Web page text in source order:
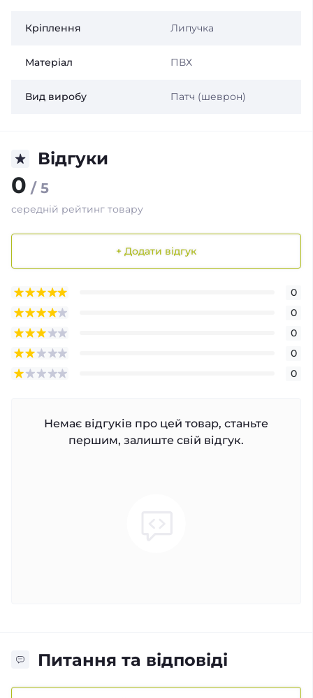
Кріплення Липучка
Матеріал ПВХ
Вид виробу Патч (шеврон)
Відгуки
0 / 5
середній рейтинг товару
+ Додати відгук
0
0
0
0
0
Немає відгуків про цей товар, станьте
першим, залиште свій відгук.
Питання та відповіді